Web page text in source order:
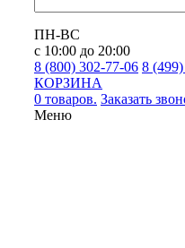
ПН-ВС
с 10:00 до 20:00
8 (800) 302-77-06 8 (499)
КОРЗИНА
0 товаров. Заказать
Меню